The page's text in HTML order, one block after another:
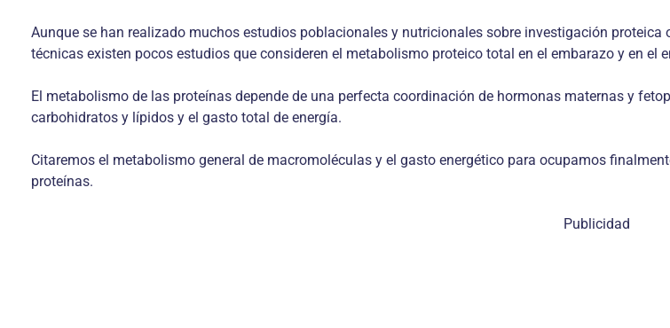
Aunque se han realizado muchos estudios poblacionales y nutricionales sobre investigación
técnicas existen pocos estudios que consideren el metabolismo proteico total en el embarazo y en el
El metabolismo de las proteínas depende de una perfecta coordinación de hormonas maternas y
carbohidratos y lípidos y el gasto total de energía.
Citaremos el metabolismo general de macromoléculas y el gasto energético para ocupamos
proteínas.
Publicidad